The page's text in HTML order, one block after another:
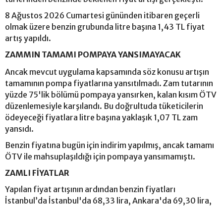
8 Ağustos 2026 Cumartesi gününden itibaren geçerli
olmak üzere benzin grubunda litre başına 1,43 TL fiyat
artış yapıldı.
ZAMMIN TAMAMI POMPAYA YANSIMAYACAK
Ancak mevcut uygulama kapsamında söz konusu artışın
tamamının pompa fiyatlarına yansıtılmadı. Zam tutarının
yüzde 75'lik bölümü pompaya yansırken, kalan kısım ÖTV
düzenlemesiyle karşılandı. Bu doğrultuda tüketicilerin
ödeyeceği fiyatlara litre başına yaklaşık 1,07 TL zam
yansıdı.
Benzin fiyatına bugün için indirim yapılmış, ancak tamamı
ÖTV ile mahsuplaşıldığı için pompaya yansımamıştı.
ZAMLI FİYATLAR
Yapılan fiyat artışının ardından benzin fiyatları
İstanbul’da İstanbul'da 68,33 lira, Ankara'da 69,30 lira,